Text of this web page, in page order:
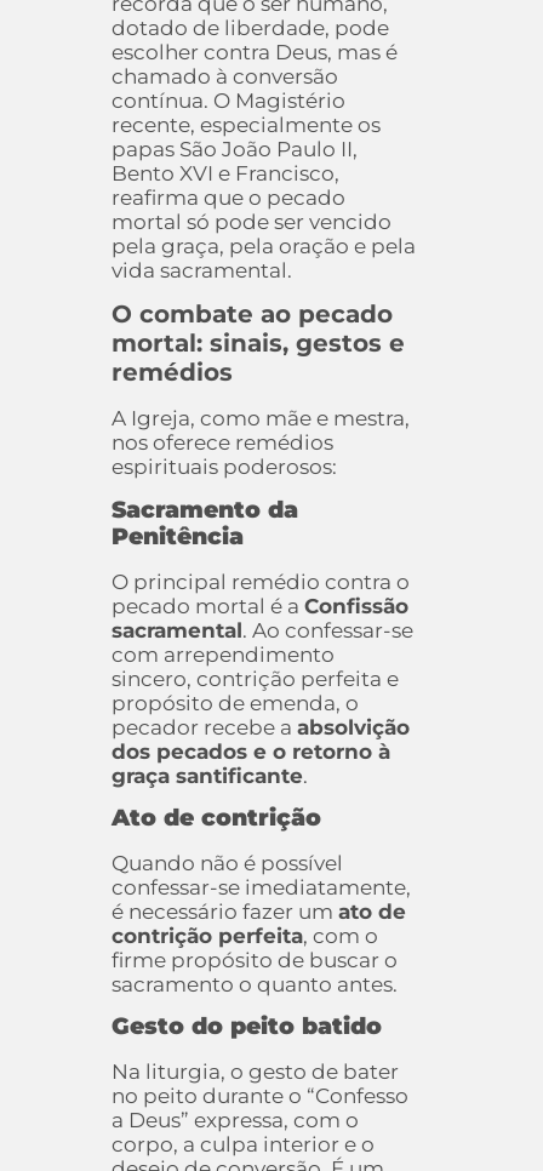
dotado de liberdade, pode
escolher contra Deus, mas é
chamado à conversão
contínua. O Magistério
recente, especialmente os
papas São João Paulo II,
Bento XVI e Francisco,
reafirma que o pecado
mortal só pode ser vencido
pela graça, pela oração e pela
vida sacramental.
O combate ao pecado
mortal: sinais, gestos e
remédios
A Igreja, como mãe e mestra,
nos oferece remédios
espirituais poderosos:
Sacramento da
Penitência
O principal remédio contra o
pecado mortal é aConfissão
sacramental. Ao confessar-se
com arrependimento
sincero, contrição perfeita e
propósito de emenda, o
pecador recebe aabsolvição
dos pecados e o retorno à
graça santificante.
Ato de contrição
Quando não é possível
confessar-se imediatamente,
é necessário fazer umato de
contrição perfeita, com o
firme propósito de buscar o
sacramento o quanto antes.
Gesto do peito batido
Na liturgia, o gesto de bater
no peito durante o “Confesso
a Deus” expressa, com o
corpo, a culpa interior e o